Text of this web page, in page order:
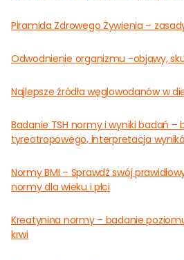
Piramida Zdrowego Żywienia –
Odwodnienie organizmu -objawy,
Najlepsze źródła węglowodanów w
Badanie TSH normy i wyniki badań
tyreotropowego, interpretacja
Normy BMI – Sprawdź swój
normy dla wieku i płci
Kreatynina normy – badanie
krwi